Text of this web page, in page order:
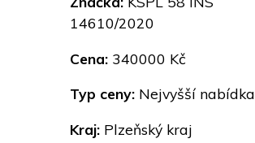
14610/2020
Cena: 340000 Kč
Typ ceny: Nejvyšší nabídka
Kraj: Plzeňský kraj